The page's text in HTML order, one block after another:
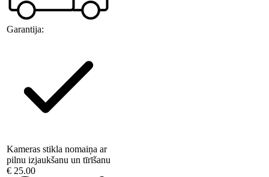
Garantija:
Kameras stikla nomaiņa ar
pilnu izjaukšanu un tīrīšanu
€ 25.00